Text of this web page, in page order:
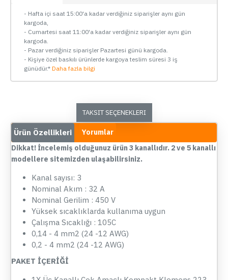
- Hafta içi saat 15:00'a kadar verdiğiniz siparişler aynı gün
kargoda,
- Cumartesi saat 11:00'a kadar verdiğiniz siparişler aynı gün
kargoda.
- Pazar verdiğiniz siparişler Pazartesi günü kargoda.
- Kişiye özel baskılı ürünlerde kargoya teslim süresi 3 iş
günüdür.* Daha fazla bilgi
TAKSIT SEÇENEKLERI
Ürün Özellikleri
Yorumlar
Dikkat! İncelemiş olduğunuz ürün 3 kanallıdır. 2 ve 5 kanallı
modellere sitemizden ulaşabilirsiniz.
Kanal sayısı: 3
Nominal Akım : 32 A
Nominal Gerilim : 450 V
Yüksek sıcaklıklarda kullanıma uygun
Çalışma Sıcaklığı : 105C
0,14 - 4 mm2 (24 -12 AWG)
0,2 - 4 mm2 (24 -12 AWG)
PAKET İÇERİĞİ